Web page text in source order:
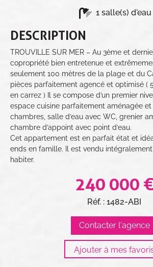
1 salle(s) d'eau
DESCRIPTION
TROUVILLE SUR MER – Au 3ème et
copropriété bien entretenue et
seulement 100 mètres de la plage et du
pièces parfaitement agencé et optimisé (
en carrez ) Il se compose d’un premier
espace cuisine parfaitement aménagée et
chambres, salle d’eau avec WC, grenier
chambre d’appoint avec point d’eau.
Cet appartement est en parfait état et
ends en famille. Il est vendu
habiter.
240 000
Réf. : 1482-ABI
Contacter l'agence